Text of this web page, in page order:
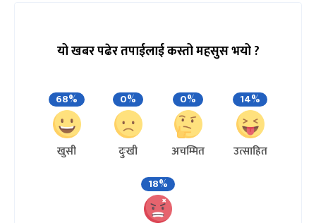
यो खबर पढेर तपाईलाई कस्तो महसुस भयो ?
68%
खुसी
0%
दुःखी
0%
अचम्मित
14%
उत्साहित
18%